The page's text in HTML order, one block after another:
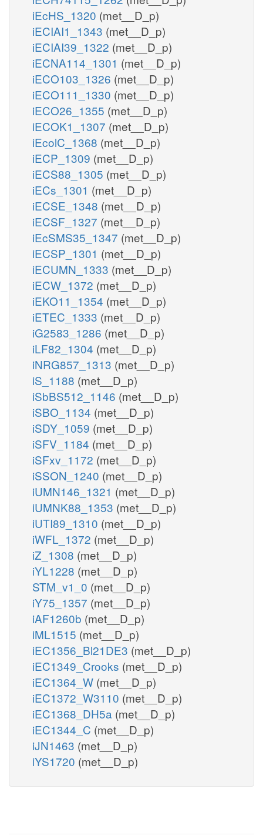
iEcHS_1320 (met__D_p)
iECIAI1_1343 (met__D_p)
iECIAI39_1322 (met__D_p)
iECNA114_1301 (met__D_p)
iECO103_1326 (met__D_p)
iECO111_1330 (met__D_p)
iECO26_1355 (met__D_p)
iECOK1_1307 (met__D_p)
iEcolC_1368 (met__D_p)
iECP_1309 (met__D_p)
iECS88_1305 (met__D_p)
iECs_1301 (met__D_p)
iECSE_1348 (met__D_p)
iECSF_1327 (met__D_p)
iEcSMS35_1347 (met__D_p)
iECSP_1301 (met__D_p)
iECUMN_1333 (met__D_p)
iECW_1372 (met__D_p)
iEKO11_1354 (met__D_p)
iETEC_1333 (met__D_p)
iG2583_1286 (met__D_p)
iLF82_1304 (met__D_p)
iNRG857_1313 (met__D_p)
iS_1188 (met__D_p)
iSbBS512_1146 (met__D_p)
iSBO_1134 (met__D_p)
iSDY_1059 (met__D_p)
iSFV_1184 (met__D_p)
iSFxv_1172 (met__D_p)
iSSON_1240 (met__D_p)
iUMN146_1321 (met__D_p)
iUMNK88_1353 (met__D_p)
iUTI89_1310 (met__D_p)
iWFL_1372 (met__D_p)
iZ_1308 (met__D_p)
iYL1228 (met__D_p)
STM_v1_0 (met__D_p)
iY75_1357 (met__D_p)
iAF1260b (met__D_p)
iML1515 (met__D_p)
iEC1356_Bl21DE3 (met__D_p)
iEC1349_Crooks (met__D_p)
iEC1364_W (met__D_p)
iEC1372_W3110 (met__D_p)
iEC1368_DH5a (met__D_p)
iEC1344_C (met__D_p)
iJN1463 (met__D_p)
iYS1720 (met__D_p)